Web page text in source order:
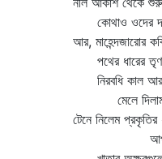
কোথাও ওদের দাম
আর, মাহেন্দজারোর কবিকে
পথের ধারের তৃণ, আঁধার
নিরবধি কাল আর
মেলে দিলাম
টেনে নিলেম প্রকৃতির
আপন